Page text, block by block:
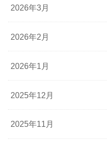
2026年3月
2026年2月
2026年1月
2025年12月
2025年11月